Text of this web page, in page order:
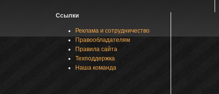
Ссылки
Реклама и сотрудничество
Правообладателям
Правила сайта
Техподдержка
Наша команда